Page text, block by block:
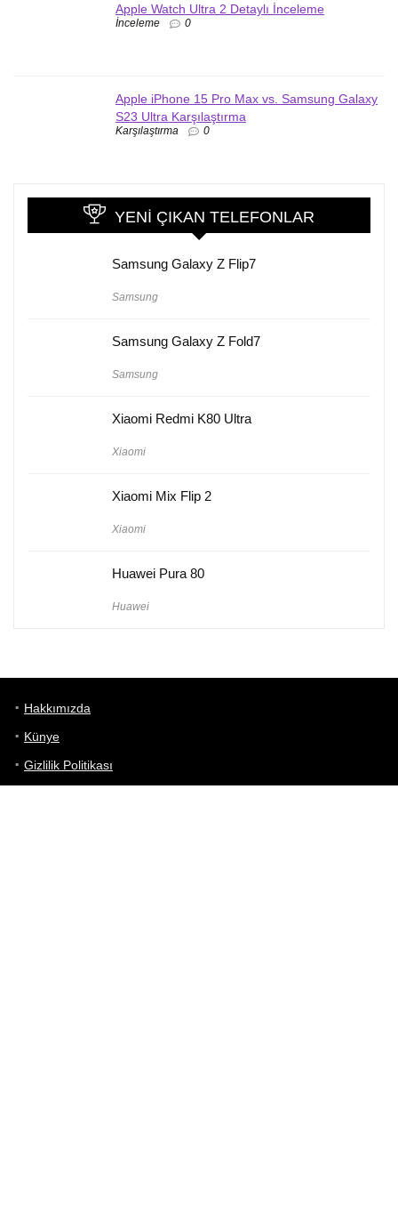
Apple Watch Ultra 2 Detaylı İnceleme
İnceleme 0
Apple iPhone 15 Pro Max vs. Samsung Galaxy
S23 Ultra Karşılaştırma
Karşılaştırma 0
YENI ÇIKAN TELEFONLAR
Samsung Galaxy Z Flip7
Samsung
Samsung Galaxy Z Fold7
Samsung
Xiaomi Redmi K80 Ultra
Xiaomi
Xiaomi Mix Flip 2
Xiaomi
Huawei Pura 80
Huawei
Hakkımızda
Künye
Gizlilik Politikası